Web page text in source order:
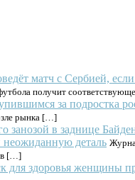
матч с Сербией,
получит
за подростка
рынка […]
занозой в заднице
неожиданную деталь
[…]
для здоровья женщины